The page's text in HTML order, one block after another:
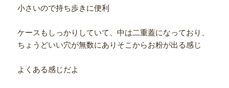
小さいので持ち歩きに便利
ケースもしっかりしていて、中は二重蓋になっており、
ちょうどいい穴が無数にありそこからお粉が出る感じ
よくある感じだよ